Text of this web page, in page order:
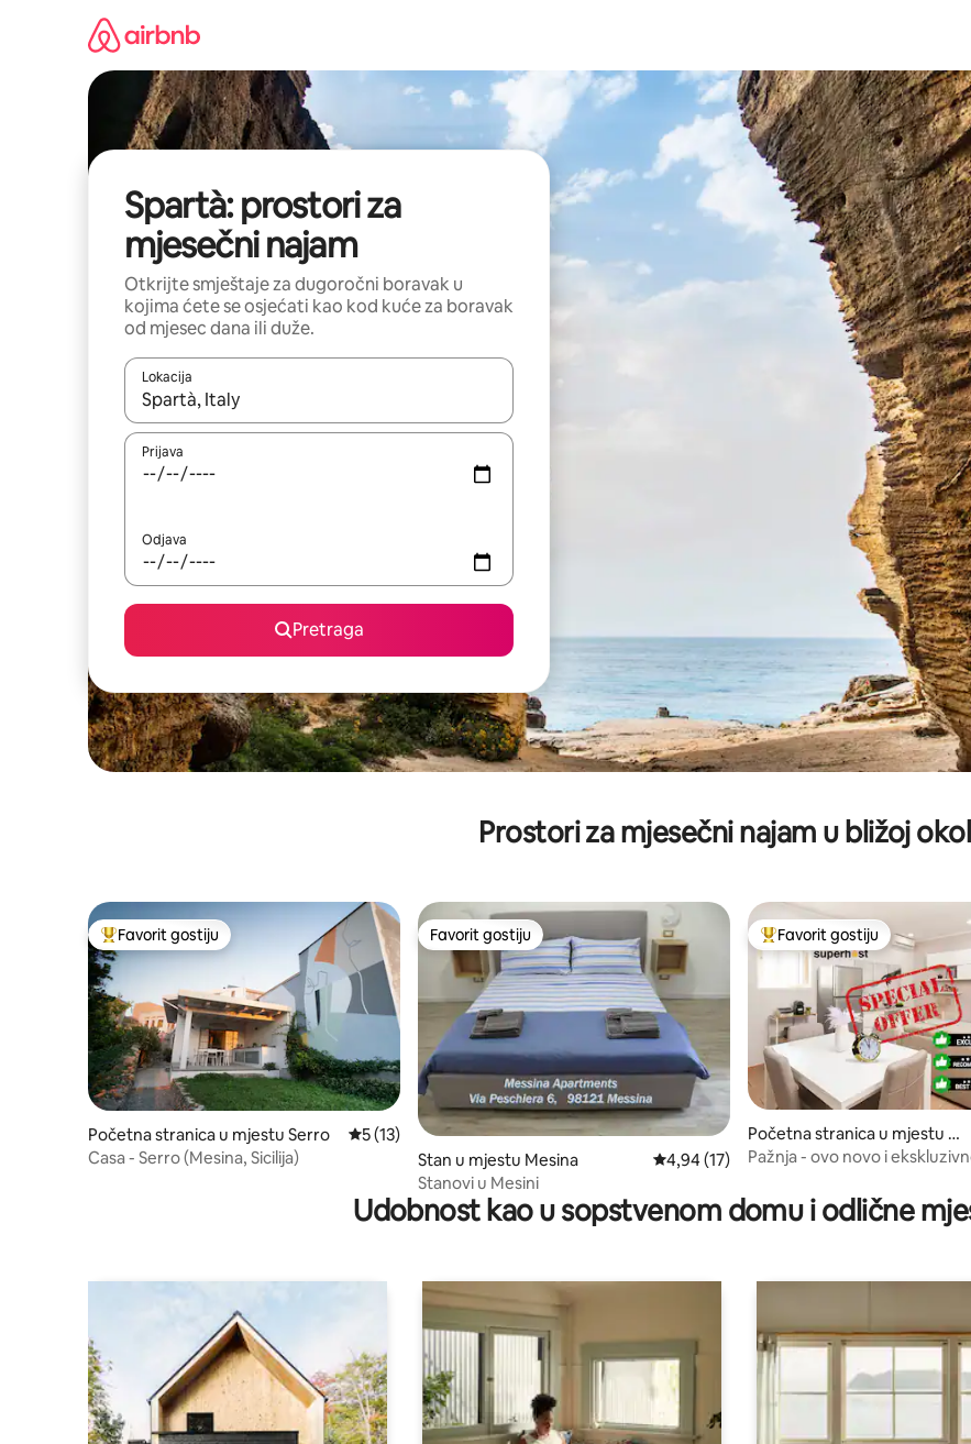
Spartà: prostori za
mjesečni najam
Otkrijte smještaje za dugoročni boravak u
kojima ćete se osjećati kao kod kuće za boravak
od mjesec dana ili duže.
Lokacija
Kad su rezultati dostupni, možete da se krećete kroz njih pomoću strelica nagore i nadolje, kao i da ih istražujte
Prijava
Odjava
Pretraga
Prostori za mjesečni najam u bližoj
Glavni favorit gostiju
Favorit gostiju
Početna stranica u mjestu Serro prosječna ocjena 5 od 5, recenzija: 13
5 (13)
Casa - Serro (Mesina, Sicilija)
Favorit gostiju
Favorit gostiju
Stan u mjestu Mesina prosječna ocjena 4,94 od 5, recenzija: 17
4,94 (17)
Stanovi u Mesini
Glavni favorit gostiju
Favorit gostiju
Početna stranica u mjestu M
esina
Pažnja - ovo novo i
Udobnost kao u sopstvenom domu i odlične